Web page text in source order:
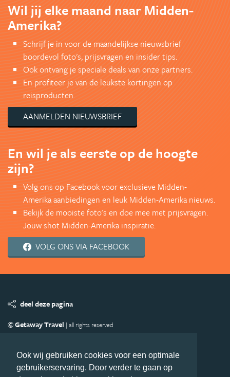
Ook wij gebruiken cookies voor een optimale
gebruikerservaring. Door verder te gaan op
Wil jij elke maand naar Midden-
Amerika?
Schrijf je in voor de maandelijkse nieuwsbrief
boordevol foto's, prijsvragen en insider tips.
Ook ontvang je speciale deals van onze partners.
En profiteer je van de leukste kortingen op
reisproducten.
AANMELDEN NIEUWSBRIEF
En wil je als eerste op de hoogte
zijn?
Volg ons op Facebook voor exclusieve Midden-
Amerika aanbiedingen en leuk Midden-Amerika nieuws.
Bekijk de mooiste foto's en doe mee met prijsvragen.
Jouw shot Midden-Amerika inspiratie.
VOLG ONS VIA FACEBOOK
deel deze pagina
© Getaway Travel | all rights reserved
Copyright
Privacy statement Disclaimer
Cookies
Volg MiddenAmerika.nl